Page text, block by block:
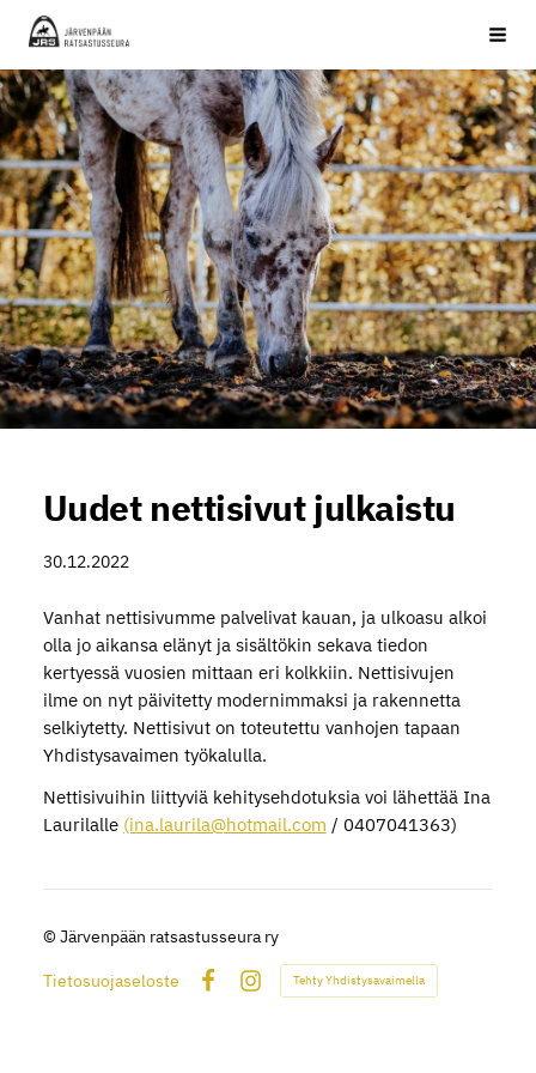
Siirry
sivun
sisältöön
JRS ry
Uudet nettisivut julkaistu
30.12.2022
Vanhat nettisivumme palvelivat kauan, ja ulkoasu alkoi
olla jo aikansa elänyt ja sisältökin sekava tiedon
kertyessä vuosien mittaan eri kolkkiin. Nettisivujen
ilme on nyt päivitetty modernimmaksi ja rakennetta
selkiytetty. Nettisivut on toteutettu vanhojen tapaan
Yhdistysavaimen työkalulla.
Nettisivuihin liittyviä kehitysehdotuksia voi lähettää Ina
Laurilalle (ina.laurila@hotmail.com / 0407041363)
© Järvenpään ratsastusseura ry
Tietosuojaseloste
Instagram
Tehty Yhdistysavaimella